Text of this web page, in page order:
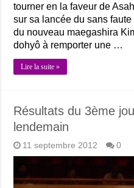
tourner en la faveur de
sur sa lancée du sans
du nouveau maegashira
dohyô à remporter une …
Lire la suite »
Résultats du 3ème
lendemain
11 septembre 2012 0